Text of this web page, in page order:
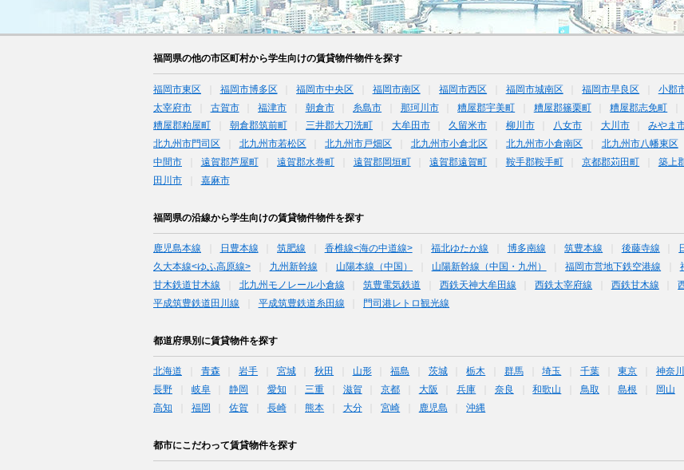
福岡県の他の市区町村から学生向けの賃貸物件物件を探す
福岡市東区 福岡市博多区 福岡市中央区 福岡市南区 福岡市西区 福岡市城南区 福岡市早良区 小郡
太宰府市
古賀市 福津市 朝倉市 糸島市 那珂川市 糟屋郡宇美町 糟屋郡篠栗町 糟屋郡志免町
糟屋郡粕屋町
朝倉郡筑前町 三井郡大刀洗町 大牟田市 久留米市 柳川市 八女市 大川市 みやま
北九州市門司区
北九州市若松区 北九州市戸畑区 北九州市小倉北区 北九州市小倉南区 北九州市八幡東区
中間市
遠賀郡芦屋町 遠賀郡水巻町 遠賀郡岡垣町 遠賀郡遠賀町 鞍手郡鞍手町 京都郡苅田町 築上
田川市
嘉麻市
福岡県の沿線から学生向けの賃貸物件物件を探す
鹿児島本線 日豊本線 筑肥線 香椎線<海の中道線> 福北ゆたか線 博多南線 筑豊本線 後藤寺線
久大本線<ゆふ高原線>
九州新幹線 山陽本線（中国） 山陽新幹線（中国・九州） 福岡市営地下鉄空港線
甘木鉄道甘木線
北九州モノレール小倉線 筑豊電気鉄道 西鉄天神大牟田線 西鉄太宰府線 西鉄甘木線
平成筑豊鉄道田川線
平成筑豊鉄道糸田線 門司港レトロ観光線
都道府県別に賃貸物件を探す
北海道 青森 岩手 宮城 秋田 山形 福島 茨城 栃木 群馬 埼玉 千葉 東京 神奈川
長野
岐阜 静岡 愛知 三重 滋賀 京都 大阪 兵庫 奈良 和歌山 鳥取 島根 岡山
高知
福岡 佐賀 長崎 熊本 大分 宮崎 鹿児島 沖縄
都市にこだわって賃貸物件を探す